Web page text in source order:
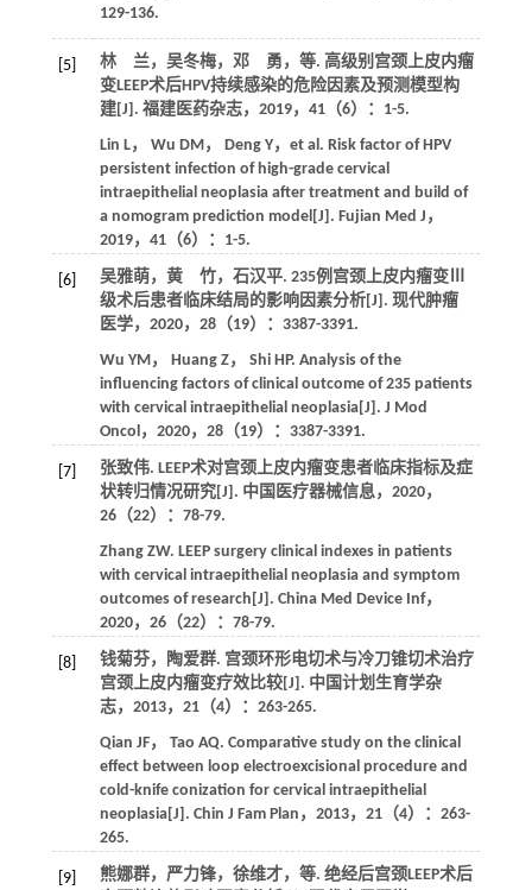
129-136.
[5] 林 兰，吴冬梅，邓 勇， 等. 高级别宫颈上皮内瘤
变LEEP术后HPV持续感染的危险因素及预测模型构
建[J]. 福建医药杂志， 2019， 41（6）：1-5.
Lin L， Wu DM， Deng Y， et al . Risk factor of HPV
persistent infection of high-grade cervical
intraepithelial neoplasia after treatment and build of
a nomogram prediction model[J]. Fujian Med J ，
2019， 41（6）：1-5.
[6]
吴雅萌，黄 竹，石汉平. 235例宫颈上皮内瘤变Ⅲ
级术后患者临床结局的影响因素分析[J]. 现代肿瘤
医学， 2020， 28（19）：3387-3391.
Wu YM， Huang Z， Shi HP. Analysis of the
influencing factors of clinical outcome of 235 patients
with cervical intraepithelial neoplasia[J]. J Mod
Oncol ， 2020， 28（19）：3387-3391.
[7]
张致伟. LEEP术对宫颈上皮内瘤变患者临床指标及症
状转归情况研究[J]. 中国医疗器械信息， 2020，
26（22）：78-79.
Zhang ZW. LEEP surgery clinical indexes in patients
with cervical intraepithelial neoplasia and symptom
outcomes of research[J]. China Med Device Inf，
2020， 26（22）：78-79.
[8]
钱菊芬，陶爱群. 宫颈环形电切术与冷刀锥切术治疗
宫颈上皮内瘤变疗效比较[J]. 中国计划生育学杂
志， 2013， 21（4）：263-265.
Qian JF， Tao AQ. Comparative study on the clinical
effect between loop electroexcisional procedure and
cold-knife conization for cervical intraepithelial
neoplasia[J]. Chin J Fam Plan ， 2013， 21（4）：263-
265.
[9] 熊娜群，严力锋，徐维才， 等. 绝经后宫颈LEEP术后